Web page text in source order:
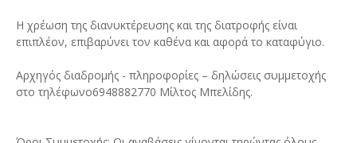
Η χρέωση της διανυκτέρευσης και της διατροφής είναι
επιπλέον, επιβαρύνει τον καθένα και αφορά το καταφύγιο.
Αρχηγός διαδρομής - πληροφορίες – δηλώσεις συμμετοχής
στο τηλέφωνο6948882770 Μίλτος Μπελίδης.